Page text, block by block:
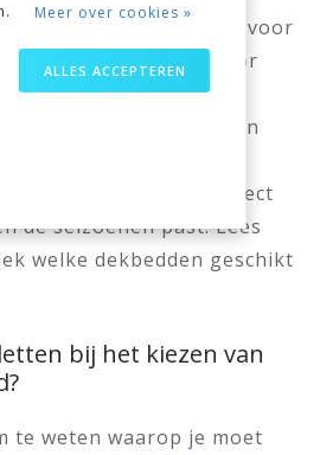
een belangrijke rol voor
geldt niet alleen voor
voor kinderen. Het
dekbed voor je kind kan
maar met de juiste
keuze maken die perfect
de seizoenen past. Lees
welke dekbedden geschikt
bij het kiezen van
te weten waarop je moet
Meer over cookies »
ALLES ACCEPTEREN